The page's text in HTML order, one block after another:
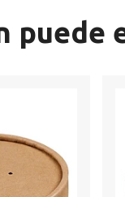
puede